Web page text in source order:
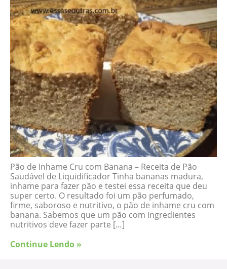
Pão de Inhame Cru com Banana – Receita de Pão
Saudável de Liquidificador Tinha bananas madura,
inhame para fazer pão e testei essa receita que deu
super certo. O resultado foi um pão perfumado,
firme, saboroso e nutritivo, o pão de inhame cru com
banana. Sabemos que um pão com ingredientes
nutritivos deve fazer parte […]
Continue Lendo »